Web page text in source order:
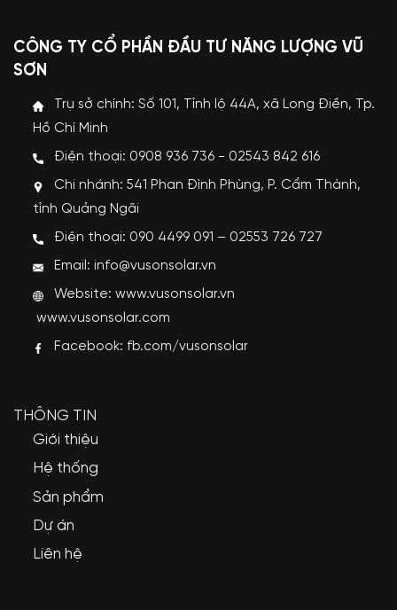
CÔNG TY CỔ PHẦN ĐẦU TƯ NĂNG LƯỢNG VŨ
SƠN
Trụ sở chính: Số 101, Tỉnh lộ 44A, xã Long Điền, Tp.
Hồ Chí Minh
Điện thoại: 0908 936 736 - 02543 842 616
Chi nhánh: 541 Phan Đình Phùng, P. Cẩm Thành,
tỉnh Quảng Ngãi
Điện thoại: 090 4499 091 – 02553 726 727
Email: info@vusonsolar.vn
Website:www.vusonsolar.vn
www.vusonsolar.com
Facebook: fb.com/vusonsolar
THÔNG TIN
Giới thiệu
Hệ thống
Sản phẩm
Dự án
Liên hệ